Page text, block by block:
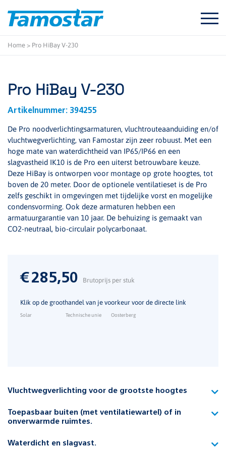
content
Home > Pro HiBay V-230
Pro HiBay V-230
Artikelnummer: 394255
De Pro noodverlichtingsarmaturen, vluchtrouteaanduiding en/of
vluchtwegverlichting, van Famostar zijn zeer robuust. Met een
hoge mate van waterdichtheid van IP65/IP66 en een
slagvastheid IK10 is de Pro een uiterst betrouwbare keuze.
Deze HiBay is ontworpen voor montage op grote hoogtes, tot
boven de 20 meter. Door de optionele ventilatieset is de Pro
zelfs geschikt in omgevingen met tijdelijke vorst en mogelijke
condensvorming. Ook deze armaturen hebben een
armatuurgarantie van 10 jaar. De behuizing is gemaakt van
CO2-neutraal, bio-circulair polycarbonaat.
€285,50 Brutoprijs per stuk
Klik op de groothandel van je voorkeur voor de directe link
Solar Technische unie Oosterberg
Vluchtwegverlichting voor de grootste hoogtes
Pro geschikt is voor ophanghoogtes tot boven de 20 meter.
logistieke hallen en loodsen. De optieken verzorgen een
Toepasbaar buiten (met ventilatiewartel) of in
onverwarmde ruimtes.
stof- en waterdicht.
Waterdicht en slagvast.